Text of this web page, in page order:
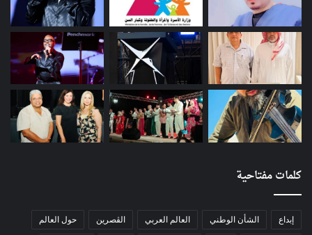
كلمات مفتاحية
إبداع الشأن الوطني العالم العربي الڨصرين حول العالم